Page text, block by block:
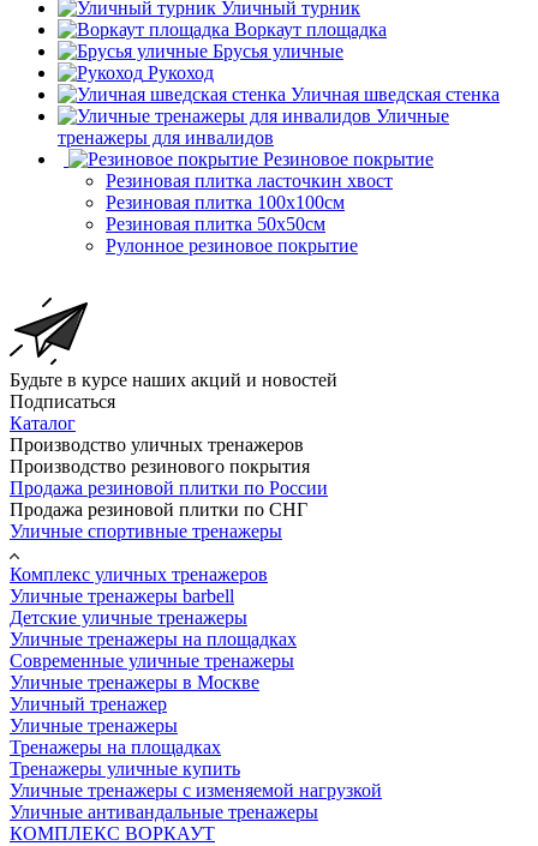
Уличный турник
Воркаут площадка
Брусья уличные
Рукоход
Уличная шведская стенка
Уличные
тренажеры для инвалидов
Резиновое покрытие
Резиновая плитка ласточкин хвост
Резиновая плитка 100х100см
Резиновая плитка 50х50см
Рулонное резиновое покрытие
Будьте в курсе наших акций и новостей
Подписаться
Каталог
Производство уличных тренажеров
Производство резинового покрытия
Продажа резиновой плитки по России
Продажа резиновой плитки по СНГ
Уличные спортивные тренажеры
Комплекс уличных тренажеров
Уличные тренажеры barbell
Детские уличные тренажеры
Уличные тренажеры на площадках
Современные уличные тренажеры
Уличные тренажеры в Москве
Уличный тренажер
Уличные тренажеры
Тренажеры на площадках
Тренажеры уличные купить
Уличные тренажеры с изменяемой нагрузкой
Уличные антивандальные тренажеры
КОМПЛЕКС ВОРКАУТ